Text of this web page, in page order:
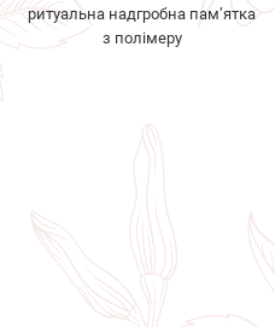
ритуальна надгробна пам’ятка
з полімеру